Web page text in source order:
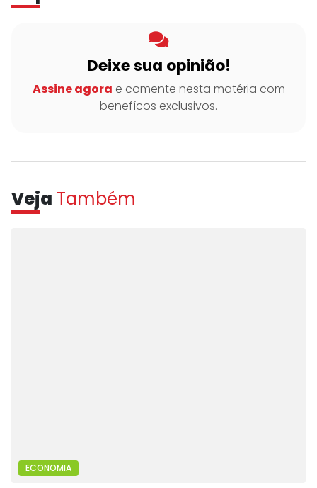
Deixe sua opinião!
Assine agora e comente nesta matéria com
benefícos exclusivos.
Veja Também
ECONOMIA